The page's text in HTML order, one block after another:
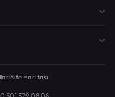
Site Haritası
501 379 08 08